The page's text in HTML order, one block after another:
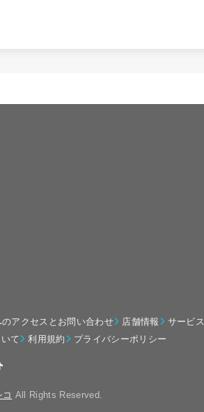
のアクセスとお問い合わせ 店舗情報 サービス
て 利用規約 プライバシーポリシー
All Rights Reserved.